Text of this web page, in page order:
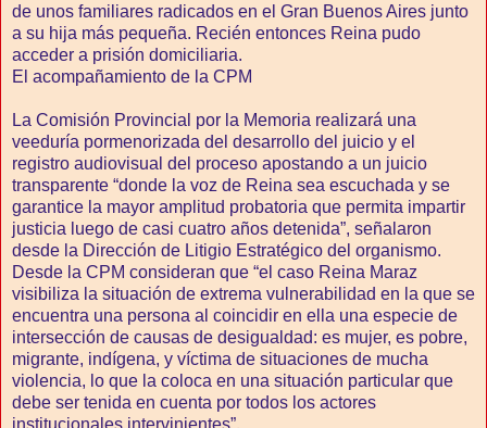
de unos familiares radicados en el Gran Buenos Aires junto
a su hija más pequeña. Recién entonces Reina pudo
acceder a prisión domiciliaria.
El acompañamiento de la CPM
La Comisión Provincial por la Memoria realizará una
veeduría pormenorizada del desarrollo del juicio y el
registro audiovisual del proceso apostando a un juicio
transparente “donde la voz de Reina sea escuchada y se
garantice la mayor amplitud probatoria que permita impartir
justicia luego de casi cuatro años detenida”, señalaron
desde la Dirección de Litigio Estratégico del organismo.
Desde la CPM consideran que “el caso Reina Maraz
visibiliza la situación de extrema vulnerabilidad en la que se
encuentra una persona al coincidir en ella una especie de
intersección de causas de desigualdad: es mujer, es pobre,
migrante, indígena, y víctima de situaciones de mucha
violencia, lo que la coloca en una situación particular que
debe ser tenida en cuenta por todos los actores
institucionales intervinientes”.